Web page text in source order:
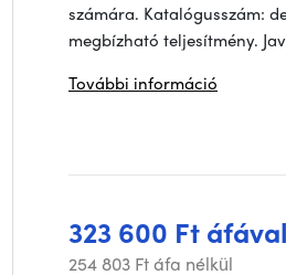
számára. Katalógusszám:
megbízható teljesítmény.
További információ
323 600 Ft áfával
254 803 Ft áfa nélkül